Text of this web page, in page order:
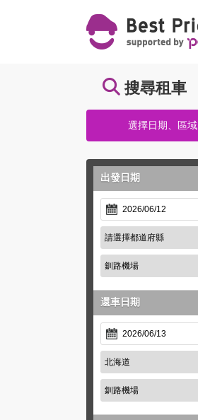
搜尋租車
選擇日期、區域
出發日期
還車日期